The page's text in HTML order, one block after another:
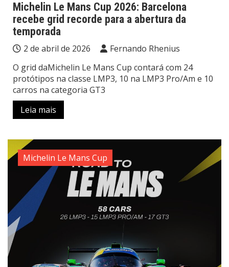
Michelin Le Mans Cup 2026: Barcelona
recebe grid recorde para a abertura da
temporada
2 de abril de 2026
Fernando Rhenius
O grid daMichelin Le Mans Cup contará com 24
protótipos na classe LMP3, 10 na LMP3 Pro/Am e 10
carros na categoria GT3
Leia mais
Michelin Le Mans Cup